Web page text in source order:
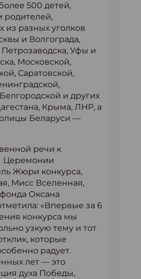
500 детей,
родителей,
из разных уголков
и Волгограда,
Уфы и
Московской,
Саратовской,
и других
Крыма, ЛНР, а
Беларуси —
речи к
Церемонии
Жюри конкурса,
Мисс Вселенная,
Оксана
«Впервые за 6
конкурса мы
узкую тему и тот
которые
радует.
лет — это
духа Победы,